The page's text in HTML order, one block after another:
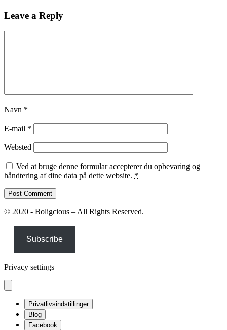
Leave a Reply
Navn *
E-mail *
Websted
Ved at bruge denne formular accepterer du opbevaring og
håndtering af dine data på dette website. *
© 2020 - Boligcious – All Rights Reserved.
Subscribe
Privacy settings
Privatlivsindstillinger
Blog
Facebook